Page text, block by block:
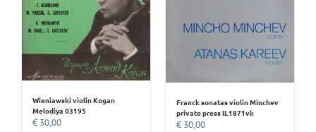
Wieniawski violin Kogan
Melodiya 03195
€ 30,00
Franck sonatas violin Minchev
private press IL1871vk
€ 30,00